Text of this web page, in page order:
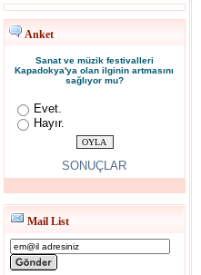
Anket
Sanat ve müzik festivalleri
Kapadokya'ya olan ilginin artmasını
sağlıyor mu?
Evet.
Hayır.
SONUÇLAR
Mail List